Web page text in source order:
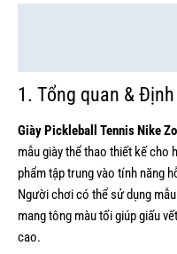
1. Tổng quan &
Giày Pickleball Tennis Nike
mẫu giày thể thao thiết kế cho
phẩm tập trung vào tính năng
Người chơi có thể sử dụng
mang tông màu tối giúp giấu
cao.